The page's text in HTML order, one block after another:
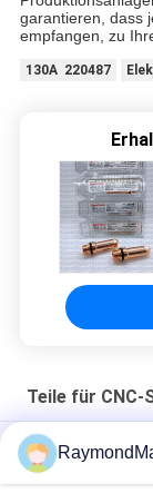
garantieren, dass
empfangen, zu
130A 220487
Teile für CNC-